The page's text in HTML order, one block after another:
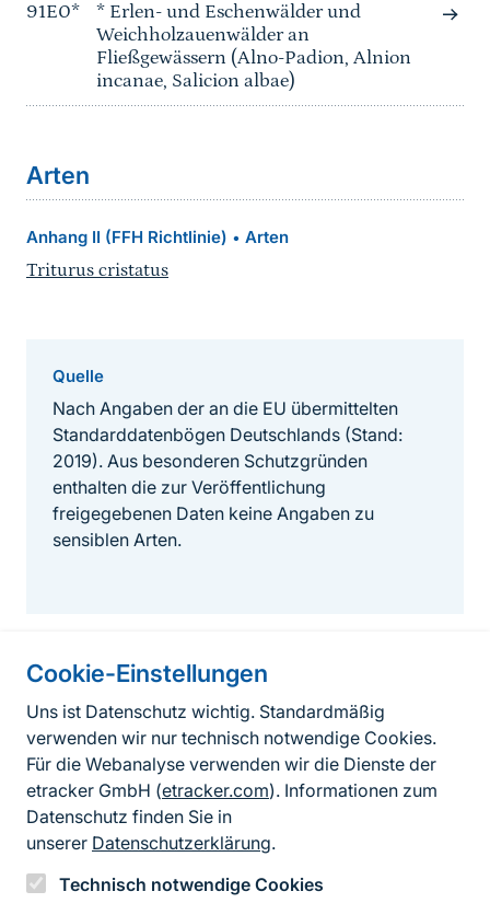
Cookie-Einstellungen
Uns ist Datenschutz wichtig. Standardmäßig
verwenden wir nur technisch notwendige Cookies.
Für die Webanalyse verwenden wir die Dienste der
etracker GmbH (etracker.com). Informationen zum
Datenschutz finden Sie in
unserer Datenschutzerklärung.
Technisch notwendige Cookies
91E0*
* Erlen- und Eschenwälder und
Weichholzauenwälder an
Fließgewässern (Alno-Padion, Alnion
incanae, Salicion albae)
Arten
Anhang II (FFH Richtlinie) • Arten
Triturus cristatus
Quelle
Nach Angaben der an die EU übermittelten
Standarddatenbögen Deutschlands (Stand:
2019). Aus besonderen Schutzgründen
enthalten die zur Veröffentlichung
freigegebenen Daten keine Angaben zu
sensiblen Arten.
Informationen zur Seite
FußzeileKontakt zum BfN
Kontaktformular
Erklärung zur Barrierefreiheit
Impressum